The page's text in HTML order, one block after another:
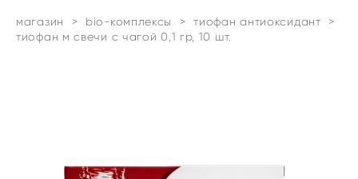
магазин > bio-комплексы > тиофан антиоксидант
>
тиофан м свечи с чагой 0,1 гр, 10 шт.